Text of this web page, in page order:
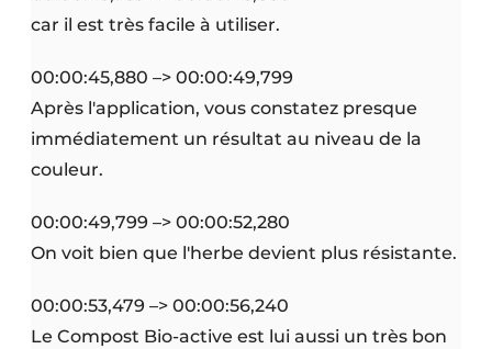
car il est très facile à utiliser.
00:00:45,880 –> 00:00:49,799
Après l'application, vous constatez presque
immédiatement un résultat au niveau de la
couleur.
00:00:49,799 –> 00:00:52,280
On voit bien que l'herbe devient plus résistante.
00:00:53,479 –> 00:00:56,240
Le Compost Bio-active est lui aussi un très bon